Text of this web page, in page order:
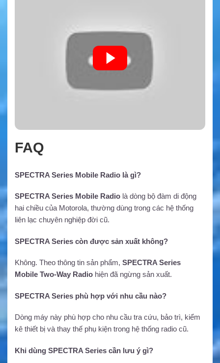
FAQ
SPECTRA Series Mobile Radio là gì?
SPECTRA Series Mobile Radio là dòng bộ đàm di động
hai chiều của Motorola, thường dùng trong các hệ thống
liên lạc chuyên nghiệp đời cũ.
SPECTRA Series còn được sản xuất không?
Không. Theo thông tin sản phẩm, SPECTRA Series
Mobile Two-Way Radio hiện đã ngừng sản xuất.
SPECTRA Series phù hợp với nhu cầu nào?
Dòng máy này phù hợp cho nhu cầu tra cứu, bảo trì, kiểm
kê thiết bị và thay thế phụ kiện trong hệ thống radio cũ.
Khi dùng SPECTRA Series cần lưu ý gì?